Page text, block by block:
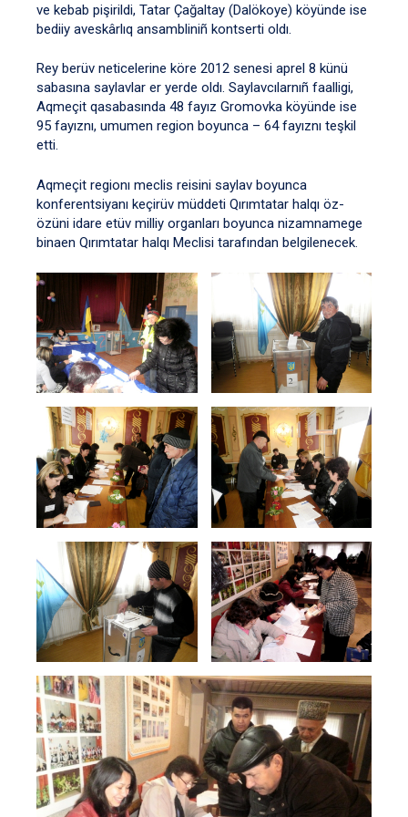
ve kebab pişirildi, Tatar Çağaltay (Dalökoye) köyünde ise
bediiy aveskârlıq ansambliniñ kontserti oldı.
Rey berüv neticelerine köre 2012 senesi aprel 8 künü
sabasına saylavlar er yerde oldı. Saylavcılarnıñ faalligi,
Aqmeçit qasabasında 48 fayız Gromovka köyünde ise
95 fayıznı, umumen region boyunca – 64 fayıznı teşkil
etti.
Aqmeçit regionı meclis reisini saylav boyunca
konferentsiyanı keçirüv müddeti Qırımtatar halqı öz-
özüni idare etüv milliy organları boyunca nizamnamege
binaen Qırımtatar halqı Meclisi tarafından belgilenecek.